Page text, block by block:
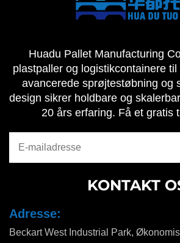
Huadu Pallet Manufacturing
plastpaller og logistikcontainere
avancerede sprøjtestøbning og
design sikrer holdbare og
20 års erfaring. Få et gratis
KONTAKT
Adresse:
Beckart West Industrial Park,